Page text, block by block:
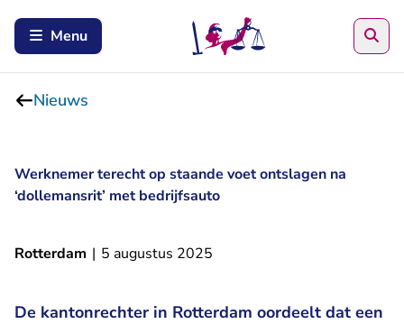
Menu
Nieuws
Werknemer terecht op staande voet ontslagen na
‘dollemansrit’ met bedrijfsauto
Rotterdam | 5 augustus 2025
De kantonrechter in Rotterdam oordeelt dat een